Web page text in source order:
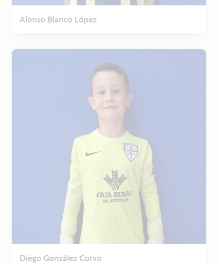
Alonso Blanco López
Diego González Corvo